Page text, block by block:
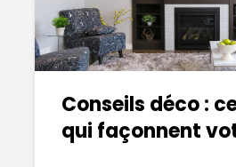
Conseils déco :
qui façonnent